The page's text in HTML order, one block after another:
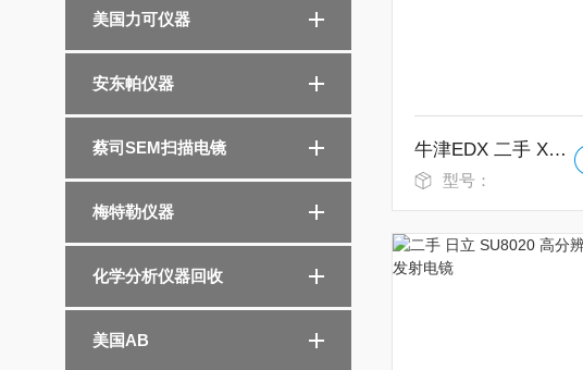
美国力可仪器
安东帕仪器
蔡司SEM扫描电镜
梅特勒仪器
化学分析仪器回收
美国AB
牛津EDX 二手 X-Max 80平方 能谱仪
型号：